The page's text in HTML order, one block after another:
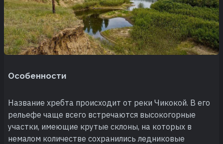
Особенности
Название хребта происходит от реки Чикокой. В его
рельефе чаще всего встречаются высокогорные
участки, имеющие крутые склоны, на которых в
немалом количестве сохранились ледниковые